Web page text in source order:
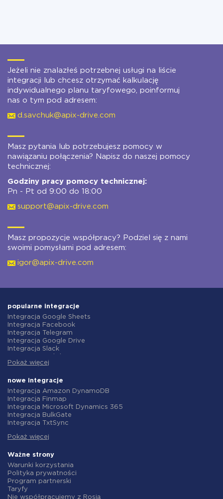
Jeżeli nie znalazłeś potrzebnej usługi na liście
integracji lub chcesz otrzymać kalkulację
indywidualnego planu taryfowego, poinformuj
nas o tym pod adresem:
d.savchuk@apix-drive.com
Masz pytania lub potrzebujesz pomocy w
nawiązaniu połączenia? Napisz do naszej pomocy
technicznej:
Godziny pracy pomocy technicznej:
Pn - Pt od 9:00 do 18:00
support@apix-drive.com
Masz propozycje współpracy? Podziel się z nami
swoimi pomysłami pod adresem:
igor@apix-drive.com
popularne integracje
Integracja Google Sheets
Integracja Facebook
Integracja Telegram
Integracja Google Drive
Integracja Slack
Integracja Gmail
Integracja ClickUp
Integracja Airtable
Integracja Google Contacts
Integracja OpenAI (ChatGPT)
Integracja Instagram
Integracja ActiveCampaign
Integracja Salesforce CRM
Integracja Notion
Integracja AWeber
Integracja Asana
Integracja ZOHO CRM
Integracja Webhooks
Pokaż więcej
nowe integracje
Integracja Amazon DynamoDB
Integracja Finmap
Integracja Microsoft Dynamics 365
Integracja BulkGate
Integracja TxtSync
Integracja Corezoid
Integracja Instasent
Integracja AtomPark
Integracja TXTImpact
Integracja Campaign Monitor
Integracja CM.com
Integracja D7 Networks
Pokaż więcej
Ważne strony
Warunki korzystania
Polityka prywatności
Program partnerski
Taryfy
Nie współpracujemy z Rosją